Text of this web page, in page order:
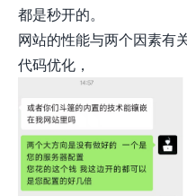
都是秒开的。
网站的性能与两个因素有
代码优化，